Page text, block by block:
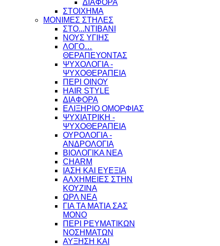
ΔΙΑΦΟΡΑ
ΣΤΟΙΧΗΜΑ
ΜΟΝΙΜΕΣ ΣΤΗΛΕΣ
ΣΤΟ...ΝΤΙΒΑΝΙ
ΝΟΥΣ ΥΓΙΗΣ
ΛΟΓΟ…
ΘΕΡΑΠΕΥΟΝΤΑΣ
ΨΥΧΟΛΟΓΙΑ -
ΨΥΧΟΘΕΡΑΠΕΙΑ
ΠΕΡΙ ΟΙΝΟΥ
HAIR STYLE
ΔΙΑΦΟΡΑ
ΕΛΙΞΗΡΙΟ ΟΜΟΡΦΙΑΣ
ΨΥΧΙΑΤΡΙΚΗ -
ΨΥΧΟΘΕΡΑΠΕΙΑ
ΟΥΡΟΛΟΓΙΑ -
ΑΝΔΡΟΛΟΓΙΑ
ΒΙΟΛΟΓΙΚΑ ΝΕΑ
CHARM
ΙΑΣΗ ΚΑΙ ΕΥΕΞΙΑ
ΑΛΧΗΜΕΙΕΣ ΣΤΗΝ
ΚΟΥΖΙΝΑ
ΩΡΛ ΝEA
ΓΙΑ ΤΑ ΜΑΤΙΑ ΣΑΣ
ΜΟΝΟ
ΠΕΡΙ ΡΕΥΜΑΤΙΚΩΝ
ΝΟΣΗΜΑΤΩΝ
ΑΥΞΗΣΗ ΚΑΙ